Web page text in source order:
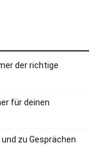
der richtige
für deinen
zu Gesprächen